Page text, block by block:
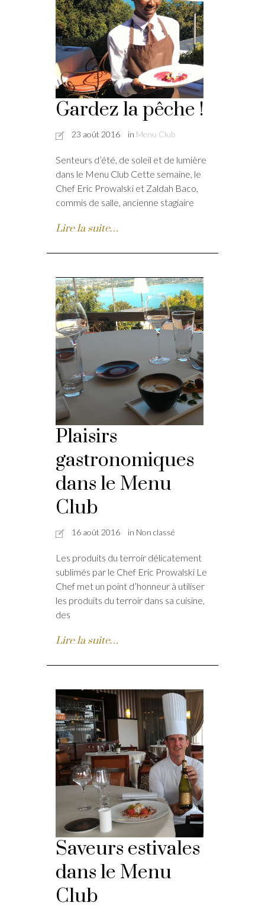
Gardez la pêche !
23 août 2016 in Menu Club
Senteurs d’été, de soleil et de lumière
dans le Menu Club Cette semaine, le
Chef Eric Prowalski et Zaldah Baco,
commis de salle, ancienne stagiaire
Lire la suite…
Plaisirs
gastronomiques
dans le Menu
Club
16 août 2016 in Non classé
Les produits du terroir délicatement
sublimés par le Chef Eric Prowalski Le
Chef met un point d’honneur à utiliser
les produits du terroir dans sa cuisine,
des
Lire la suite…
Saveurs estivales
dans le Menu
Club